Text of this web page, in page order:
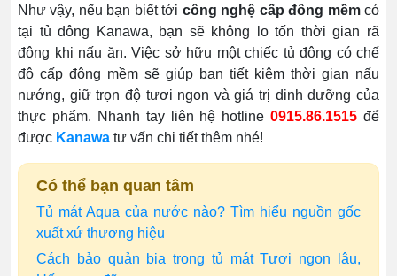
Như vậy, nếu bạn biết tới công nghệ cấp đông mềmcó
tại tủ đông Kanawa, bạn sẽ không lo tốn thời gian rã
đông khi nấu ăn. Việc sở hữu một chiếc tủ đông có chế
độ cấp đông mềm sẽ giúp bạn tiết kiệm thời gian nấu
nướng, giữ trọn độ tươi ngon và giá trị dinh dưỡng của
thực phẩm. Nhanh tay liên hệ hotline0915.86.1515 để
được Kanawa tư vấn chi tiết thêm nhé!
Có thể bạn quan tâm
Tủ mát Aqua của nước nào? Tìm hiểu nguồn gốc
xuất xứ thương hiệu
Cách bảo quản bia trong tủ mát Tươi ngon lâu,